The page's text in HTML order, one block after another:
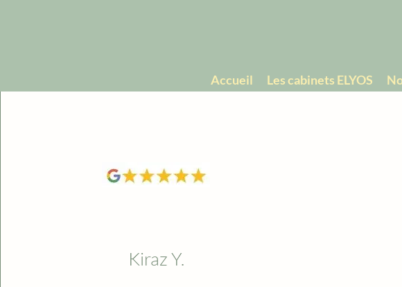
Accueil Les cabinets ELYOS
Kiraz Y.